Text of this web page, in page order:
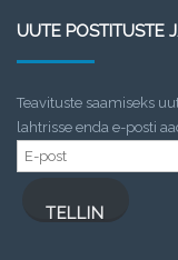
UUTE POSTITUSTE
Teavituste saamiseks
lahtrisse enda e-posti
E-
post
TELLIN